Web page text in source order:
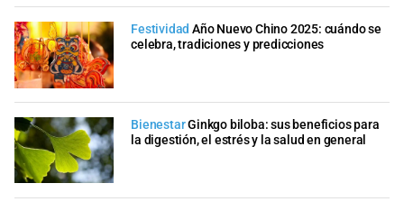
Festividad Año Nuevo Chino 2025: cuándo se
celebra, tradiciones y predicciones
BienestarGinkgo biloba: sus beneficios para
la digestión, el estrés y la salud en general